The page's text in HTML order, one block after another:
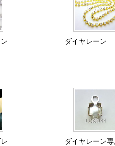
ダイヤレーン
ダイヤレーン専